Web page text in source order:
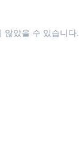
않았을 수 있습니다.